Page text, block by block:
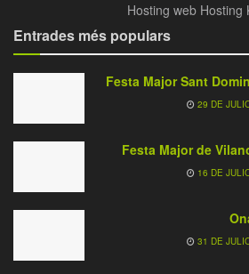
Hosting web Hosting
Entrades més populars
Festa Major Sant
29 DE
Festa Major de
16 DE
31 DE